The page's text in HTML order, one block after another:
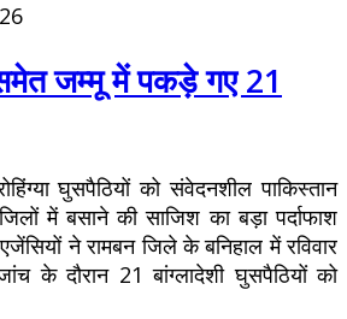
जम्मू में पकड़े गए 21
घुसपैठियों को संवेदनशील पाकिस्तान
में बसाने की साजिश का बड़ा पर्दाफाश
ने रामबन जिले के बनिहाल में रविवार
के दौरान 21 बांग्लादेशी घुसपैठियों को